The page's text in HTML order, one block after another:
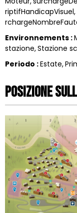
riptifHandicapVisuel
Environnements :
stazione Stazione
Periodo :Estate
Posizione